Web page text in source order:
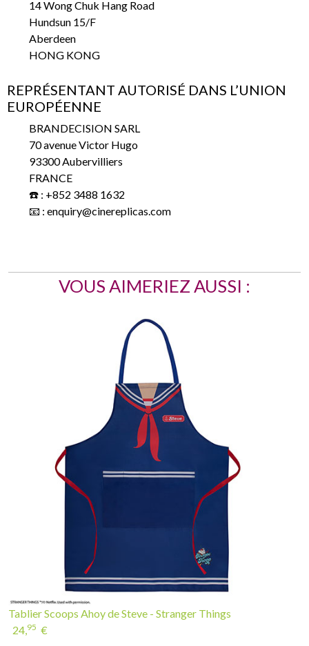
14 Wong Chuk Hang Road
Hundsun 15/F
Aberdeen
HONG KONG
REPRÉSENTANT AUTORISÉ DANS L’UNION
EUROPÉENNE
BRANDECISION SARL
70 avenue Victor Hugo
93300 Aubervilliers
FRANCE
☎️ : +852 3488 1632
📧 : enquiry@cinereplicas.com
VOUS AIMERIEZ AUSSI :
Tablier Scoops Ahoy de Steve - Stranger Things
24,95 €